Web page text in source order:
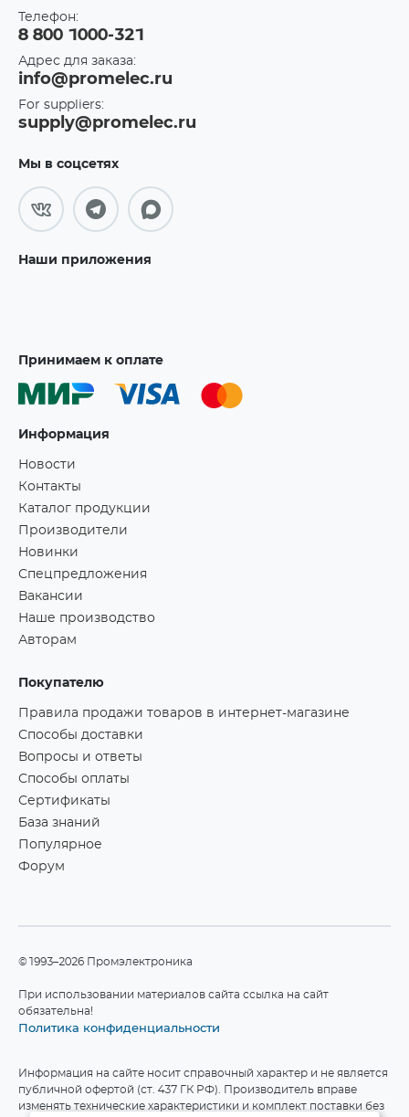
Телефон:
8 800 1000-321
Адрес для заказа:
info@promelec.ru
For suppliers:
supply@promelec.ru
Мы в соцсетях
Наши приложения
Принимаем к оплате
Информация
Новости
Контакты
Каталог продукции
Производители
Новинки
Спецпредложения
Вакансии
Наше производство
Авторам
Покупателю
Правила продажи товаров в интернет-магазине
Способы доставки
Вопросы и ответы
Способы оплаты
Сертификаты
База знаний
Популярное
Форум
©1993–2026 Промэлектроника
При использовании материалов сайта ссылка на сайт
обязательна!
Политика конфиденциальности
Информация на сайте носит справочный характер и не является
публичной офертой (ст. 437 ГК РФ). Производитель вправе
изменять технические характеристики и комплект поставки без